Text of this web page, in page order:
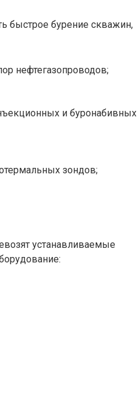
быстрое бурение скважин,
нефтегазопроводов;
и буронабивных
зондов;
устанавливаемые